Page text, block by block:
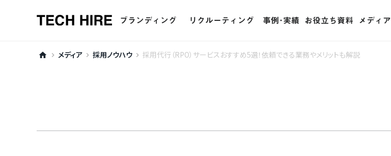
ブランディング
ー 採用ブランディング
リクルーティング
ー リクルーティング (RPO)
事例･実績 お役立ち資料 メディア
home keyboard_arrow_right メディア keyboard_arrow_right 採用ノウハウ keyboard_arrow_right 採用代行（RPO）サービスおすすめ5選！依頼できる業務やメリットも解説